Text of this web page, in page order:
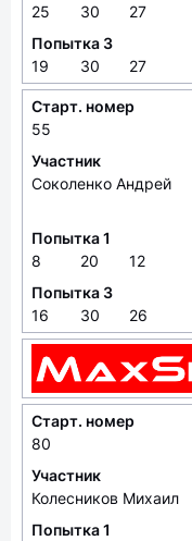
25
30 27
Попытка 3
19
30 27
Старт. номер
55
Участник
Соколенко Андрей
Попытка 1
8
20 12
Попытка 3
16
30 26
Старт. номер
80
Участник
Колесников Михаил
Попытка 1